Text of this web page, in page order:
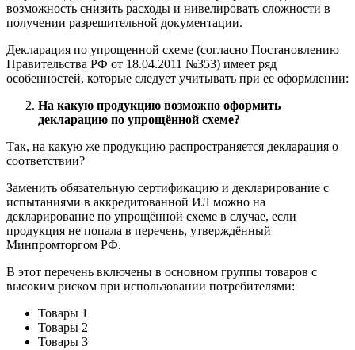
возможность снизить расходы и нивелировать сложности в
получении разрешительной документации.
Декларация по упрощенной схеме (согласно Постановлению
Правительства РФ от 18.04.2011 №353) имеет ряд
особенностей, которые следует учитывать при ее оформлении:
На какую продукцию возможно оформить
декларацию по упрощённой схеме?
Так, на какую же продукцию распространяется декларация о
соответствии?
Заменить обязательную сертификацию и декларирование с
испытаниями в аккредитованной ИЛ можно на
декларирование по упрощённой схеме в случае, если
продукция не попала в перечень, утверждённый
Минпромторгом РФ.
В этот перечень включены в основном группы товаров с
высоким риском при использовании потребителями:
Товары 1
Товары 2
Товары 3